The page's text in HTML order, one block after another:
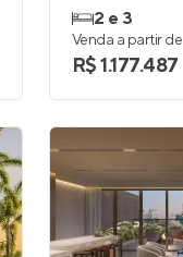
2 e 3
Venda a partir de
R$ 1.177.487